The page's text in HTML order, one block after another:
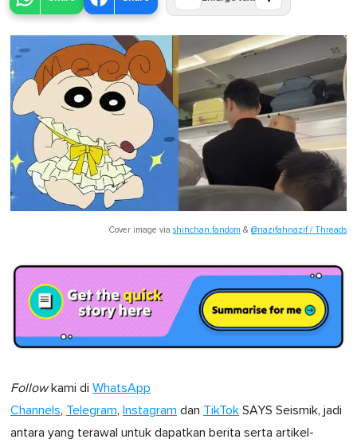
Cover image via shinchan.fandom & @nazifahnazif / Threads
Followkami di WhatsApp
Channels, Telegram, Instagram dan TikTok SAYS Seismik, jadi
antara yang terawal untuk dapatkan berita serta artikel-